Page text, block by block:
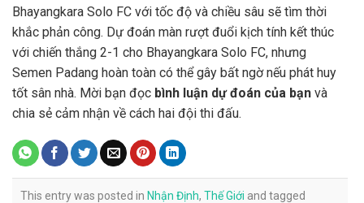
Bhayangkara Solo FC với tốc độ và chiều sâu sẽ tìm thời
khắc phản công. Dự đoán màn rượt đuổi kịch tính kết thúc
với chiến thắng 2-1 cho Bhayangkara Solo FC, nhưng
Semen Padang hoàn toàn có thể gây bất ngờ nếu phát huy
tốt sân nhà. Mời bạn đọc bình luận dự đoán của bạn và
chia sẻ cảm nhận về cách hai đội thi đấu.
This entry was posted in Nhận Định, Thế Giới and tagged